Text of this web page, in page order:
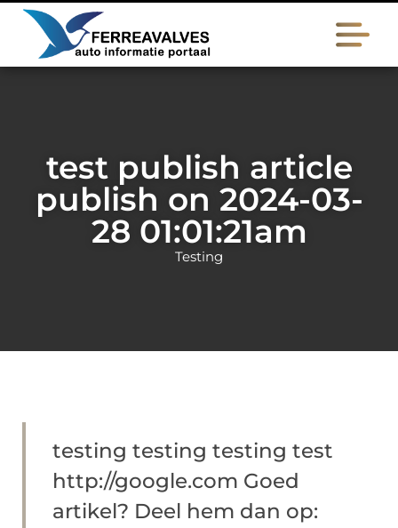
test publish article
publish on 2024-03-
28 01:01:21am
Testing
testing testing testing test
http://google.com Goed
artikel? Deel hem dan op: